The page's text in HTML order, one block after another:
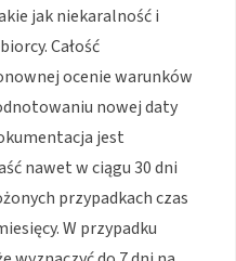
jak niekaralność i
Całość
ocenie warunków
nowej daty
jest
nawet w ciągu 30 dni
przypadkach czas
W przypadku